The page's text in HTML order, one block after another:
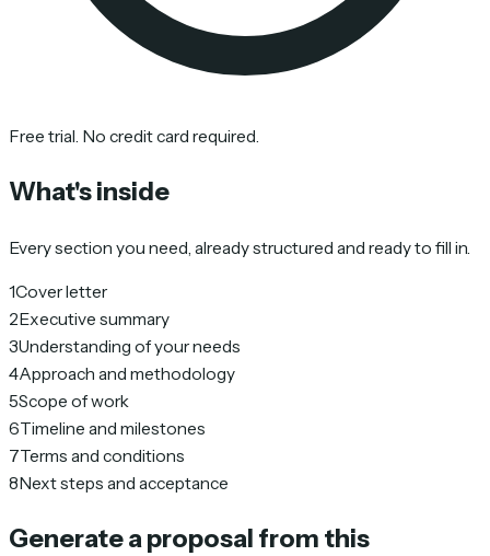
Free trial. No credit card required.
What's inside
Every section you need, already structured and ready to fill in.
1Cover letter
2Executive summary
3Understanding of your needs
4Approach and methodology
5Scope of work
6Timeline and milestones
7Terms and conditions
8Next steps and acceptance
Generate a proposal from this